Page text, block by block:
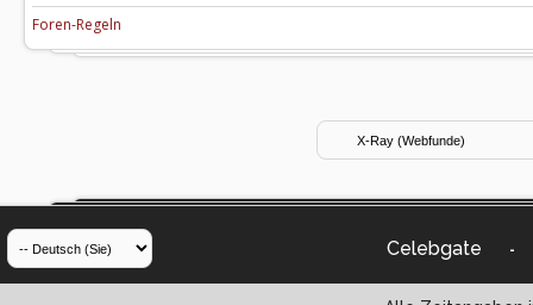
Foren-Regeln
Celebgate -